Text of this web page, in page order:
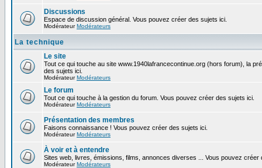
Discussions
Espace de discussion général. Vous pouvez créer des sujets ici.
ModérateurModérateurs
La technique
Le site
Tout ce qui touche au site www.1940lafrancecontinue.org (hors forum), la
des sujets ici.
ModérateurModérateurs
Le forum
Tout ce qui touche à la gestion du forum. Vous pouvez créer des sujets ici.
ModérateurModérateurs
Présentation des membres
Faisons connaissance ! Vous pouvez créer des sujets ici.
ModérateurModérateurs
À voir et à entendre
Sites web, livres, émissions, films, annonces diverses ... Vous pouvez créer
ModérateurModérateurs